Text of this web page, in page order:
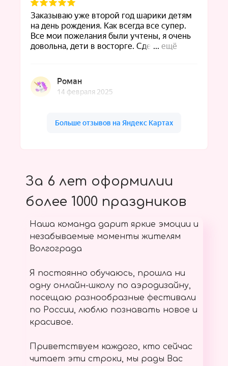
За 6 лет оформилии
более 1000 праздников
Наша команда дарит яркие эмоции и
незабываемые моменты жителям
Волгограда
Я постоянно обучаюсь, прошла ни
одну онлайн-школу по аэродизайну,
посещаю разнообразные фестивали
по России, люблю познавать новое и
красивое.
Приветствуем каждого, кто сейчас
читает эти строки, мы рады Вас